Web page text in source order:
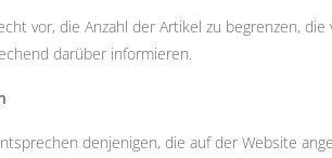
vor, die Anzahl der Artikel zu begrenzen,
darüber informieren.
denjenigen, die auf der Website